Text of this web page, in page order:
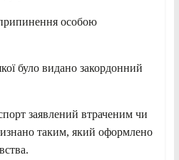
особою
було видано закордонний
заявлений втраченим чи
таким, який оформлено